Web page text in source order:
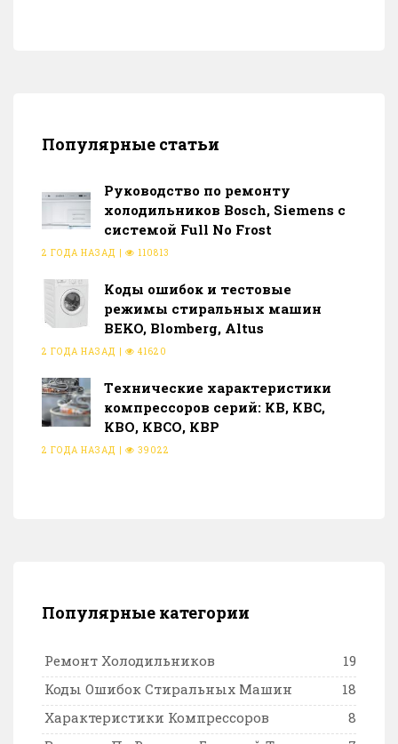
Популярные статьи
Руководство по ремонту
холодильников Bosch, Siemens с
системой Full No Frost
2 ГОДА НАЗАД | 110813
Коды ошибок и тестовые
режимы стиральных машин
BEKO, Blomberg, Altus
2 ГОДА НАЗАД | 41620
Тeхнические характеристики
компрессоров серий: КВ, КВС,
КВО, КВСО, КВР
2 ГОДА НАЗАД | 39022
Популярные категории
Ремонт Холодильников
19
Коды Ошибок Стиральных Машин
18
Характеристики Компрессоров
8